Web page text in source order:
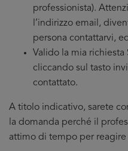
professionista).
l’indirizzo email,
persona contattarvi,
Valido la mia richiesta
cliccando sul tasto
contattato.
A titolo indicativo, sarete
la domanda perché il
attimo di tempo per reagire